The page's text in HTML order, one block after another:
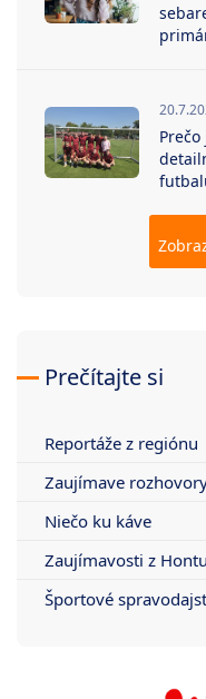
Prečítajte si
Reportáže z regiónu
Zaujímave
Niečo ku káve
Zaujímavosti z Hontu
Športové